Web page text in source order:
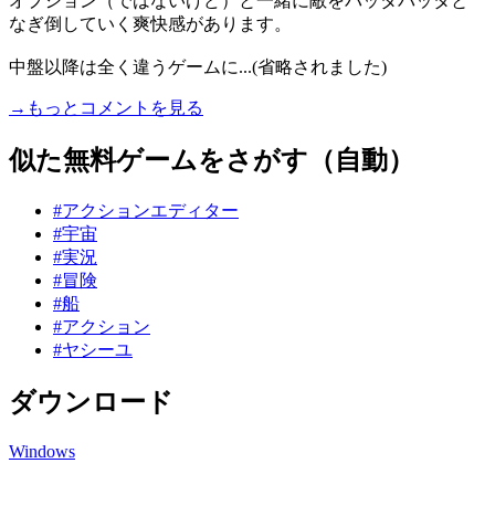
なぎ倒していく爽快感があります。
中盤以降は全く違うゲームに...(省略されました)
→もっとコメントを見る
似た無料ゲームをさがす（自動）
#アクションエディター
#宇宙
#実況
#冒険
#船
#アクション
#ヤシーユ
ダウンロード
Windows